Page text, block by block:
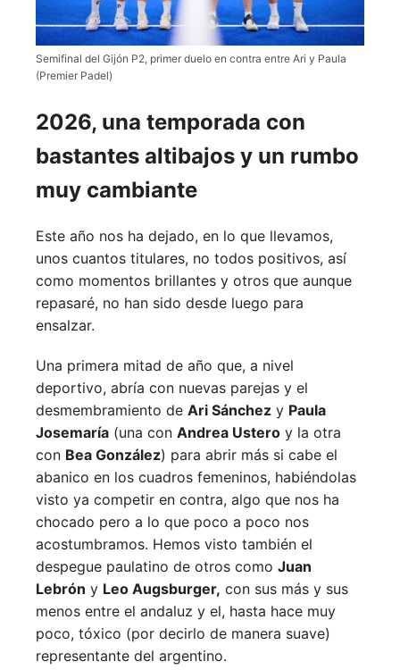
Semifinal del Gijón P2, primer duelo en contra entre Ari y Paula
(Premier Padel)
2026, una temporada con
bastantes altibajos y un rumbo
muy cambiante
Este año nos ha dejado, en lo que llevamos,
unos cuantos titulares, no todos positivos, así
como momentos brillantes y otros que aunque
repasaré, no han sido desde luego para
ensalzar.
Una primera mitad de año que, a nivel
deportivo, abría con nuevas parejas y el
desmembramiento de Ari Sánchez y Paula
Josemaría (una con Andrea Ustero y la otra
con Bea González) para abrir más si cabe el
abanico en los cuadros femeninos, habiéndolas
visto ya competir en contra, algo que nos ha
chocado pero a lo que poco a poco nos
acostumbramos. Hemos visto también el
despegue paulatino de otros como Juan
Lebrón y Leo Augsburger, con sus más y sus
menos entre el andaluz y el, hasta hace muy
poco, tóxico (por decirlo de manera suave)
representante del argentino.